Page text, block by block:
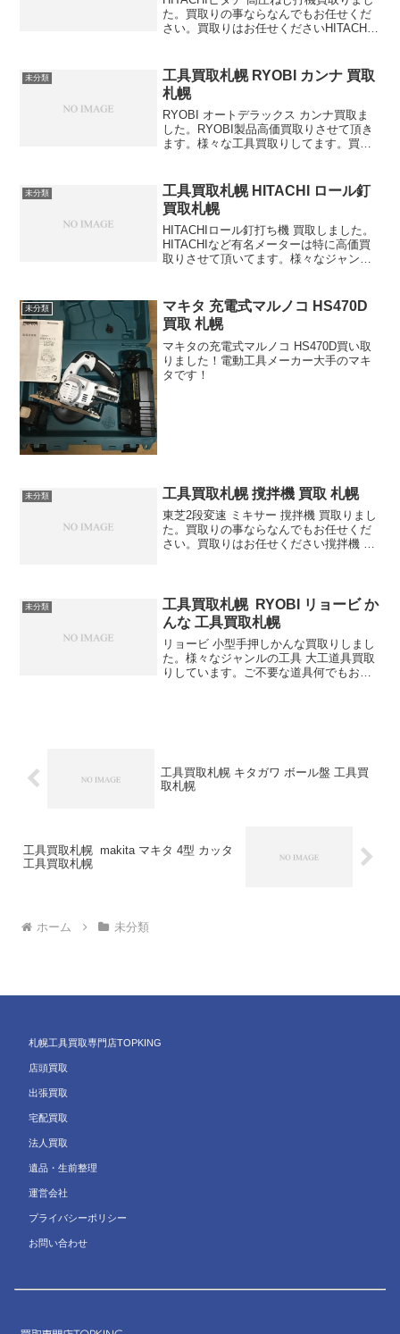
た。買取りの事ならなんでもお任せくだ
さい。買取りはお任せくださいHITACHI
未分類
工具買取札幌 RYOBI カンナ 買取
札幌
RYOBI オートデラックス カンナ買取ま
した。RYOBI製品高価買取りさせて頂き
ます。様々な工具買取りしてます。買取
未分類
工具買取札幌 HITACHI ロール釘
買取札幌
HITACHIロール釘打ち機 買取しました。
HITACHIなど有名メーターは特に高価買
取りさせて頂いてます。様々なジャンル
未分類
マキタ 充電式マルノコ HS470D
買取 札幌
マキタの充電式マルノコ HS470D買い取
りました！電動工具メーカー大手のマキ
タです！
未分類 工具買取札幌 撹拌機 買取 札幌
東芝2段変速 ミキサー 撹拌機 買取りまし
た。買取りの事ならなんでもお任せくだ
さい。買取りはお任せください撹拌機 高
未分類
工具買取札幌 RYOBI リョービ か
んな 工具買取札幌
リョービ 小型手押しかんな買取りしまし
た。様々なジャンルの工具 大工道具買取
りしています。ご不要な道具何でもお売
工具買取札幌 キタガワ ボール盤 工具買
取札幌
工具買取札幌 makita マキタ 4型 カッタ
工具買取札幌
ホーム 未分類
札幌工具買取専門店TOPKING
店頭買取
出張買取
宅配買取
法人買取
遺品・生前整理
運営会社
プライバシーポリシー
お問い合わせ